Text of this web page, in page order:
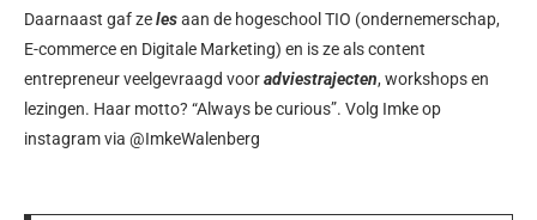
Daarnaast gaf zelesaan de hogeschool TIO (ondernemerschap,
E-commerce en Digitale Marketing) en is ze als content
entrepreneur veelgevraagd vooradviestrajecten, workshops en
lezingen. Haar motto? “Always be curious”. Volg Imke op
instagram via @ImkeWalenberg